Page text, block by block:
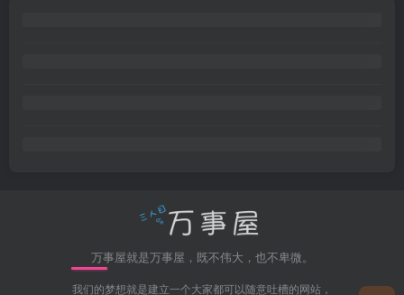
万事屋就是万事屋，既不伟大，也不卑微。
我们的梦想就是建立一个大家都可以随意吐槽的网站，